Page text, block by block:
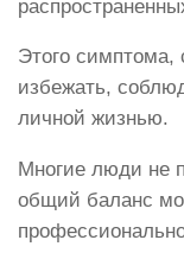
Этого симптома,
избежать,
личной жизнью.
Многие люди не
общий баланс